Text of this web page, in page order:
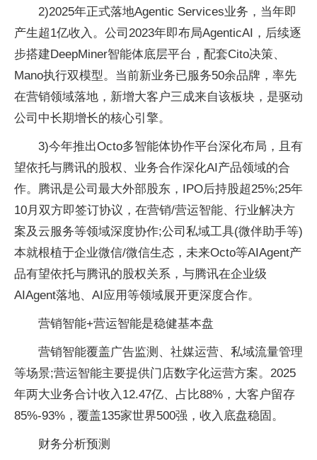
2)2025年正式落地Agentic Services业务，当年即
产生超1亿收入。公司2023年即布局AgenticAI，后续逐
步搭建DeepMiner智能体底层平台，配套Cito决策、
Mano执行双模型。当前新业务已服务50余品牌，率先
在营销领域落地，新增大客户三成来自该板块，是驱动
公司中长期增长的核心引擎。
3)今年推出Octo多智能体协作平台深化布局，且有
望依托与腾讯的股权、业务合作深化AI产品领域的合
作。腾讯是公司最大外部股东，IPO后持股超25%;25年
10月双方即签订协议，在营销/营运智能、行业解决方
案及云服务等领域深度协作;公司私域工具(微伴助手等)
本就根植于企业微信/微信生态，未来Octo等AIAgent产
品有望依托与腾讯的股权关系，与腾讯在企业级
AIAgent落地、AI应用等领域展开更深度合作。
营销智能+营运智能是稳健基本盘
营销智能覆盖广告监测、社媒运营、私域流量管理
等场景;营运智能主要提供门店数字化运营方案。2025
年两大业务合计收入12.47亿、占比88%，大客户留存
85%-93%，覆盖135家世界500强，收入底盘稳固。
财务分析预测